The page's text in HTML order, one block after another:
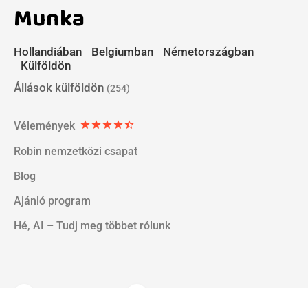
Munka
Hollandiában Belgiumban
Németországban
Külföldön
Állások külföldön (254)
Vélemények starstarstarstarstar_half
Robin nemzetközi csapat
Blog
Ajánló program
Hé, AI – Tudj meg többet rólunk